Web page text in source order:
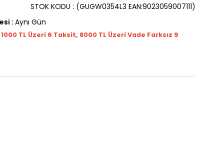
(GUGW0354L3 EAN:9023059007111)
STOK KODU
: Aynı Gün
TL Üzeri 6 Taksit, 8000 TL Üzeri Vade Farksız 9